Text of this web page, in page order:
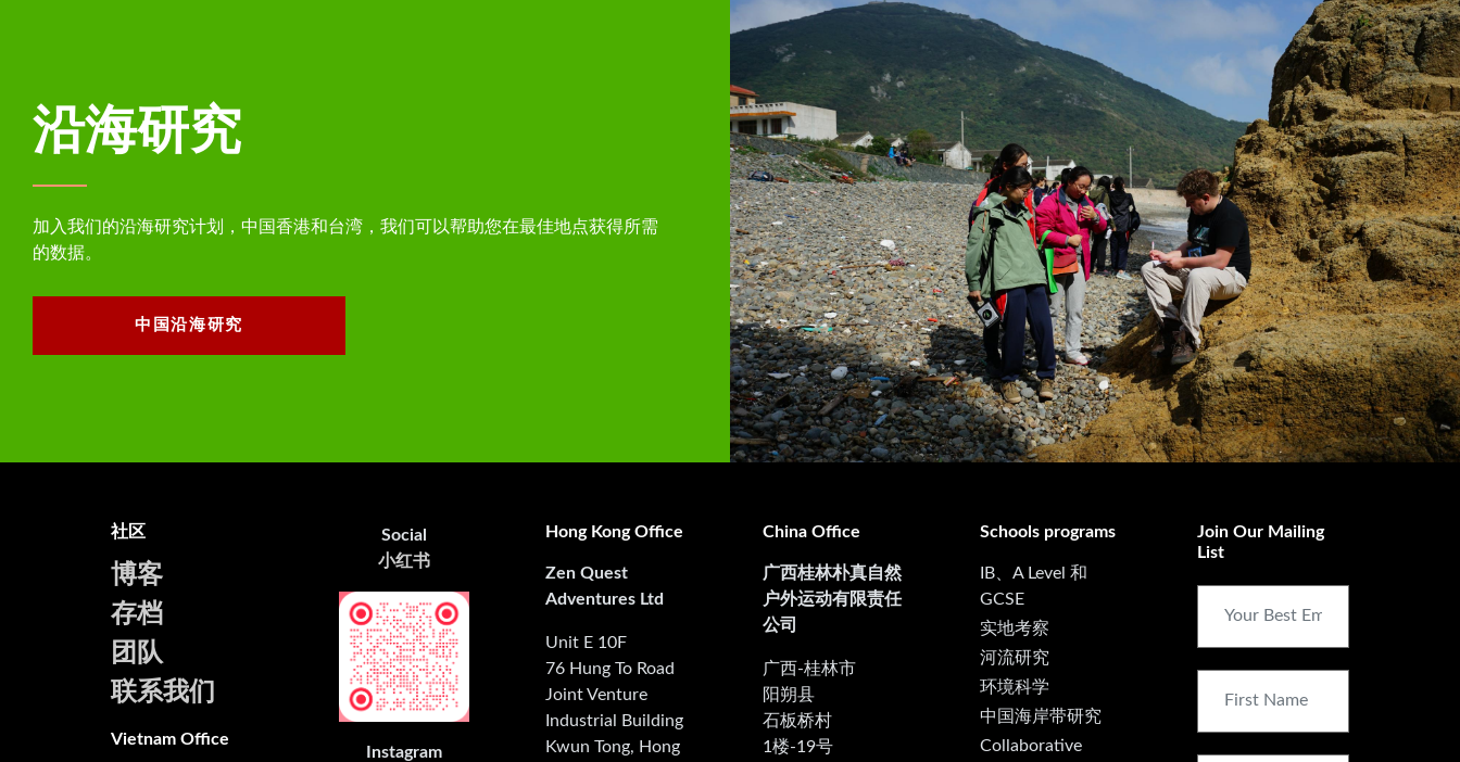
沿海研究
加入我们的沿海研究计划，中国香港和台湾，我们可以帮助您在最佳地点获得所需
的数据。
中国沿海研究
社区
博客
存档
团队
联系我们
Vietnam Office
Social
小红书
Instagram
Hong Kong Office
Zen Quest
Adventures Ltd
Unit E 10F
76 Hung To Road
Joint Venture
Industrial Building
Kwun Tong, Hong
China Office
广西桂林朴真自然
户外运动有限责任
公司
广西-桂林市
阳朔县
石板桥村
1楼-19号
Schools programs
IB、A Level 和
GCSE
实地考察
河流研究
环境科学
中国海岸带研究
Collaborative
Join Our Mailing
List